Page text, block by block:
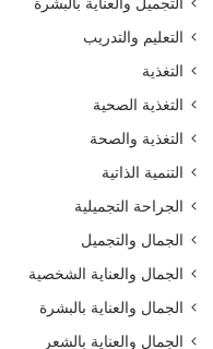
التعليم والتدريب
التغذية
التغذية الصحية
التغذية والصحة
التنمية الذاتية
الجراحة التجميلية
الجمال والتجميل
الجمال والعناية الشخصية
الجمال والعناية بالبشرة
الجمال والعناية بالشعر